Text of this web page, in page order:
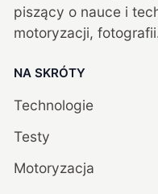
piszący o nauce i
motoryzacji,
NA SKRÓTY
Technologie
Testy
Motoryzacja